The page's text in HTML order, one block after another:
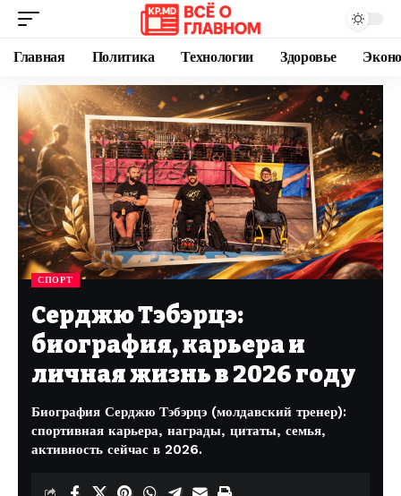
Главная Политика Технологии Здоровье
СПОРТ
Серджю Тэбэрцэ:
биография, карьера и
личная жизнь в 2026 году
Биография Серджю Тэбэрцэ (молдавский тренер):
спортивная карьера, награды, цитаты, семья,
активность сейчас в 2026.